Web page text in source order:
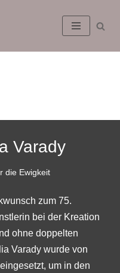
Varady
die Ewigkeit
zum 75.
bei der Kreation
ohne doppelten
Varady wurde von
um in den